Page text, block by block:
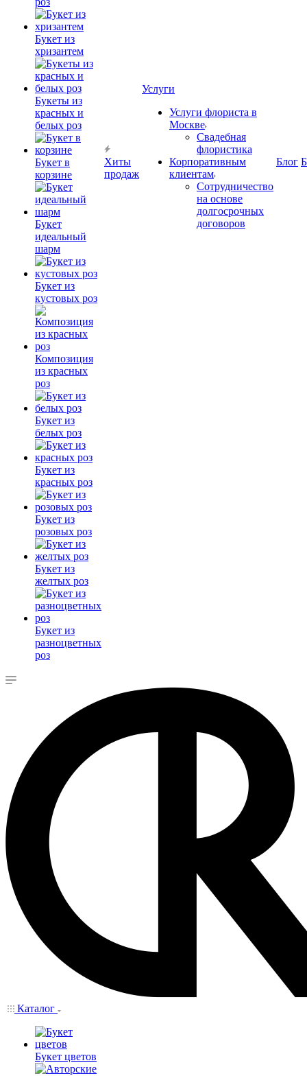
Букет из
хризантем
Букеты из
красных и
белых роз
Букет в
корзине
Букет
идеальный
шарм
Букет из
кустовых роз
Композиция
из красных
роз
Букет из
белых роз
Букет из
красных роз
Букет из
розовых роз
Букет из
желтых роз
Букет из
разноцветных
роз
Хиты
продаж
Услуги
Услуги флориста в
Москве
Свадебная
флористика
Корпоративным
клиентам
Сотрудничество
на основе
долгосрочных
договоров
Блог
Каталог
Букет цветов